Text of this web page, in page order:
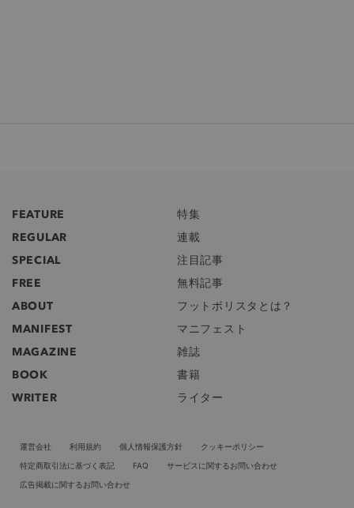
FEATURE
特集
REGULAR
連載
SPECIAL
注目記事
FREE
無料記事
ABOUT
フットボリスタとは？
MANIFEST
マニフェスト
MAGAZINE
雑誌
BOOK
書籍
WRITER
ライター
運営会社 利用規約 個人情報保護方針
クッキーポリシー
特定商取引法に基づく表記
FAQ
サービスに関するお問い合わせ
広告掲載に関するお問い合わせ